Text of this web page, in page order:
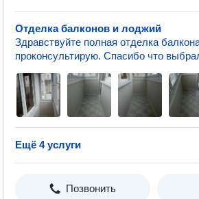
Отделка балконов и лоджий
Здравствуйте полная отделка
проконсультирую. Спасибо что
Ещё 4 услуги
Позвонить